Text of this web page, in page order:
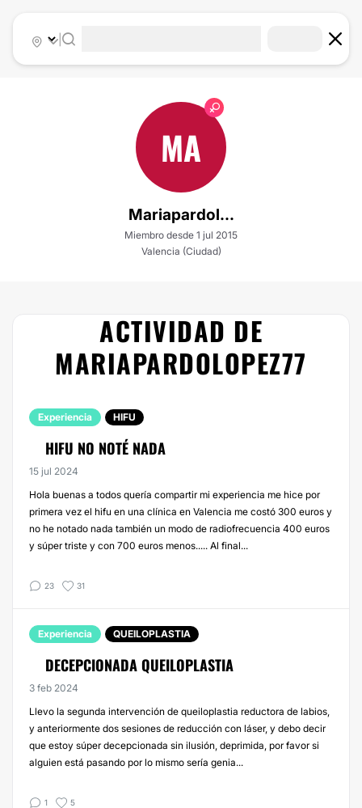
|
MA
Mariapardol...
Miembro desde 1 jul 2015
Valencia (Ciudad)
ACTIVIDAD DE
MARIAPARDOLOPEZ77
Experiencia HIFU
HIFU NO NOTÉ NADA
15 jul 2024
Hola buenas a todos quería compartir mi experiencia me hice por
primera vez el hifu en una clínica en Valencia me costó 300 euros y
no he notado nada también un modo de radiofrecuencia 400 euros
y súper triste y con 700 euros menos..... Al final...
23 31
Experiencia QUEILOPLASTIA
DECEPCIONADA QUEILOPLASTIA
3 feb 2024
Llevo la segunda intervención de queiloplastia reductora de labios,
y anteriormente dos sesiones de reducción con láser, y debo decir
que estoy súper decepcionada sin ilusión, deprimida, por favor si
alguien está pasando por lo mismo sería genia...
1 5